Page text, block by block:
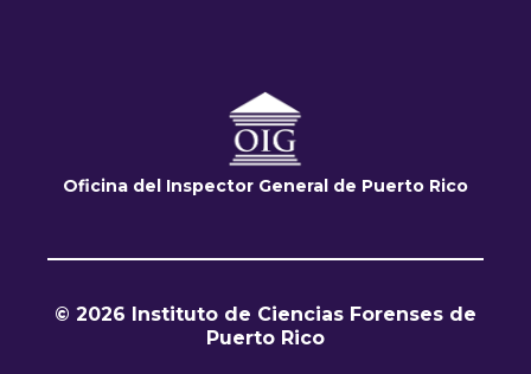
Oficina del Inspector General de Puerto Rico
© 2026 Instituto de Ciencias Forenses de
Puerto Rico